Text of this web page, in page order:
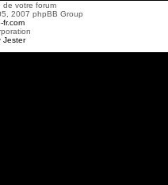
de votre forum
2007 phpBB Group
fr.com
Jester